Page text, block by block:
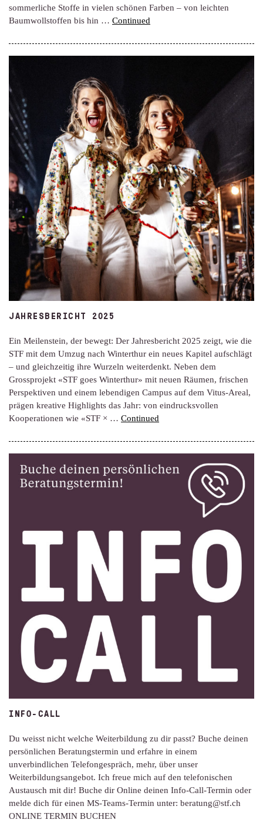
sommerliche Stoffe in vielen schönen Farben – von leichten
Baumwollstoffen bis hin … Continued
JAHRESBERICHT 2025
Ein Meilenstein, der bewegt: Der Jahresbericht 2025 zeigt, wie die
STF mit dem Umzug nach Winterthur ein neues Kapitel aufschlägt
– und gleichzeitig ihre Wurzeln weiterdenkt. Neben dem
Grossprojekt «STF goes Winterthur» mit neuen Räumen, frischen
Perspektiven und einem lebendigen Campus auf dem Vitus-Areal,
prägen kreative Highlights das Jahr: von eindrucksvollen
Kooperationen wie «STF × … Continued
INFO-CALL
Du weisst nicht welche Weiterbildung zu dir passt? Buche deinen
persönlichen Beratungstermin und erfahre in einem
unverbindlichen Telefongespräch, mehr, über unser
Weiterbildungsangebot. Ich freue mich auf den telefonischen
Austausch mit dir! Buche dir Online deinen Info-Call-Termin oder
melde dich für einen MS-Teams-Termin unter: beratung@stf.ch
ONLINE TERMIN BUCHEN